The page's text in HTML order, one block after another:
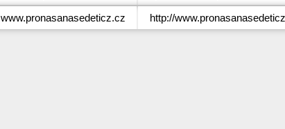
www.pronasanasedeticz.cz http://